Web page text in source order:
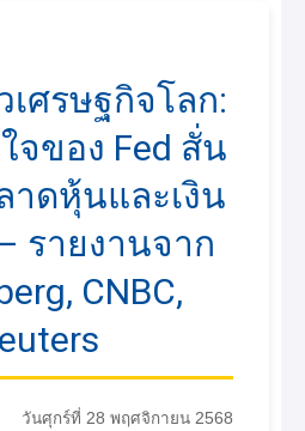
เศรษฐกิจโลก:
จของ Fed สั่น
าดหุ้นและเงิน
รายงานจาก
CNBC,
วันศุกร์ที่ 28 พฤศจิกายน 2568